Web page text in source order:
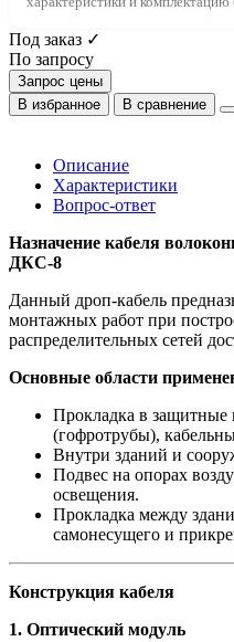
Под заказ ✓
По запросу
Запрос цены
В избранное
В сравнение
Описание
Характеристики
Вопрос-ответ
Назначение кабеля
ДКС-8
Данный дроп-кабель
монтажных работ при
распределительных сетей
Основные области
Прокладка в защитные
(гофротрубы),
Внутри зданий и
Подвес на опорах
освещения.
Прокладка между
самонесущего и
Конструкция кабеля
1. Оптический модуль